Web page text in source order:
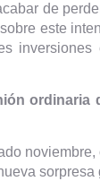
de
este
inversiones
ordinaria
sorpresa